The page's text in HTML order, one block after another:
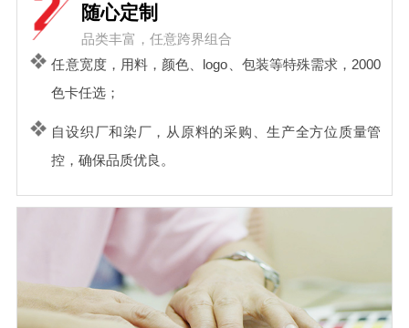
随心定制
品类丰富，任意跨界组合
任意宽度，用料，颜色、logo、包装等特殊需求，2000
色卡任选；
自设织厂和染厂，从原料的采购、生产全方位质量管
控，确保品质优良。